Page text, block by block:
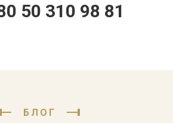
50 310 98 81
БЛОГ